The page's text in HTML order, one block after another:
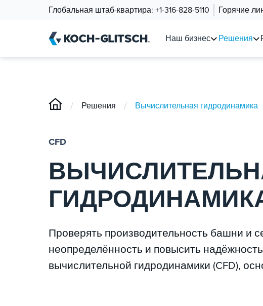
Глобальная штаб-квартира: +1-316-828-5110 Горячие
Наш бизнес Решения
/ Решения / Вычислительная гидродинамика
CFD
Проверять производительность башни и
неопределённость и повысить
вычислительной гидродинамики (CFD),